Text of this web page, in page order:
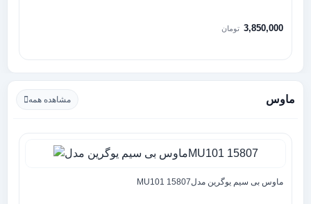
3,850,000 تومان
ماوس مشاهده همه
ماوس بی سیم یوگرین مدلMU101 15807